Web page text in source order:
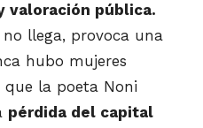
valoración pública.
llega, provoca una
hubo mujeres
que la poeta Noni
pérdida del capital